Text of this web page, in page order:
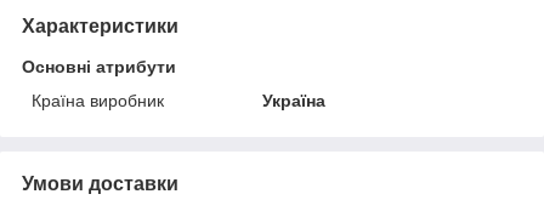
Характеристики
Основні атрибути
Країна виробник
Україна
Умови доставки